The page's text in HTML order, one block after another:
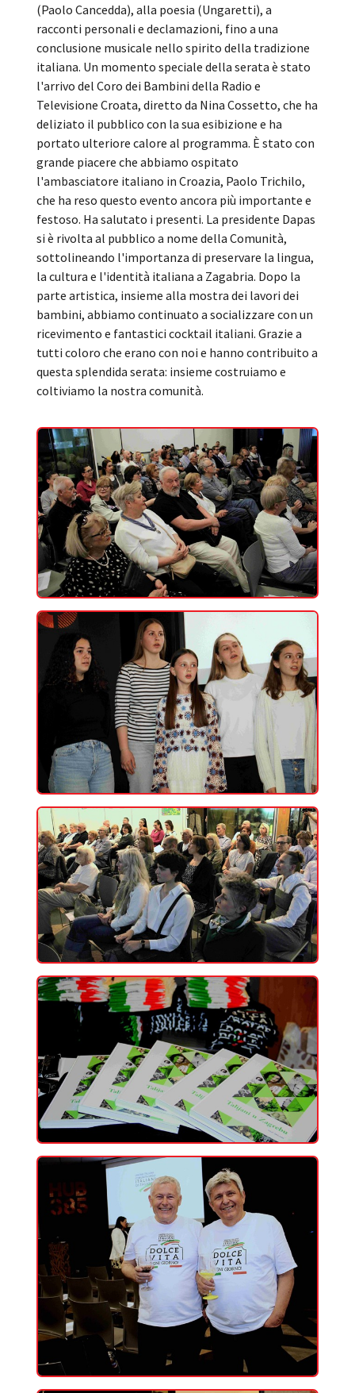
(Paolo Cancedda), alla poesia (Ungaretti), a
racconti personali e declamazioni, fino a una
conclusione musicale nello spirito della tradizione
italiana. Un momento speciale della serata è stato
l'arrivo del Coro dei Bambini della Radio e
Televisione Croata, diretto da Nina Cossetto, che ha
deliziato il pubblico con la sua esibizione e ha
portato ulteriore calore al programma. È stato con
grande piacere che abbiamo ospitato
l'ambasciatore italiano in Croazia, Paolo Trichilo,
che ha reso questo evento ancora più importante e
festoso. Ha salutato i presenti. La presidente Dapas
si è rivolta al pubblico a nome della Comunità,
sottolineando l'importanza di preservare la lingua,
la cultura e l'identità italiana a Zagabria. Dopo la
parte artistica, insieme alla mostra dei lavori dei
bambini, abbiamo continuato a socializzare con un
ricevimento e fantastici cocktail italiani. Grazie a
tutti coloro che erano con noi e hanno contribuito a
questa splendida serata: insieme costruiamo e
coltiviamo la nostra comunità.